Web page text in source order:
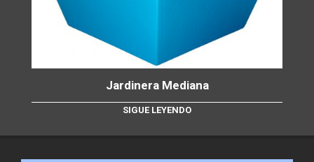
Jardinera Mediana
SIGUE LEYENDO